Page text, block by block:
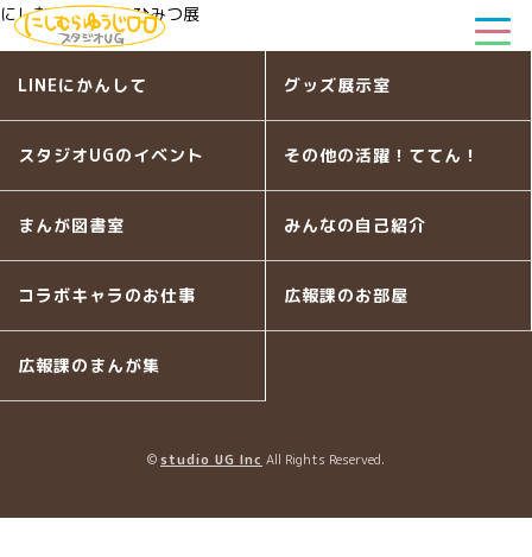
にしむらゆうじのひみつ展
LINEにかんして グッズ展示室
スタジオUGのイベント その他の活躍！ててん！
まんが図書室 みんなの自己紹介
コラボキャラのお仕事 広報課のお部屋
広報課のまんが集
©studio UG Inc All Rights Reserved.